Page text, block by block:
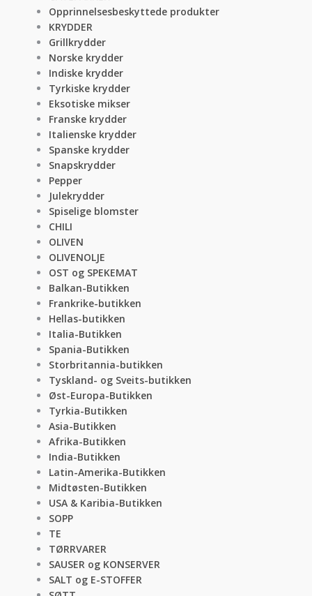
Opprinnelsesbeskyttede produkter
KRYDDER
Grillkrydder
Norske krydder
Indiske krydder
Tyrkiske krydder
Eksotiske mikser
Franske krydder
Italienske krydder
Spanske krydder
Snapskrydder
Pepper
Julekrydder
Spiselige blomster
CHILI
OLIVEN
OLIVENOLJE
OST og SPEKEMAT
Balkan-Butikken
Frankrike-butikken
Hellas-butikken
Italia-Butikken
Spania-Butikken
Storbritannia-butikken
Tyskland- og Sveits-butikken
Øst-Europa-Butikken
Tyrkia-Butikken
Asia-Butikken
Afrika-Butikken
India-Butikken
Latin-Amerika-Butikken
Midtøsten-Butikken
USA & Karibia-Butikken
SOPP
TE
TØRRVARER
SAUSER og KONSERVER
SALT og E-STOFFER